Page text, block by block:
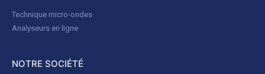
Technique micro-ondes
Analyseurs en ligne
NOTRE SOCIÉTÉ